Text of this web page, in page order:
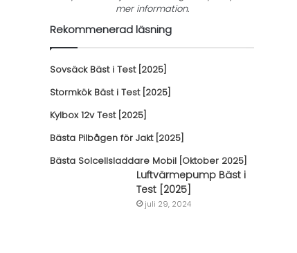
mer information.
Rekommenerad läsning
Sovsäck Bäst i Test [2025]
Stormkök Bäst i Test [2025]
Kylbox 12v Test [2025]
Bästa Pilbågen för Jakt [2025]
Bästa Solcellsladdare Mobil [Oktober 2025]
Luftvärmepump Bäst i
Test [2025]
juli 29, 2024